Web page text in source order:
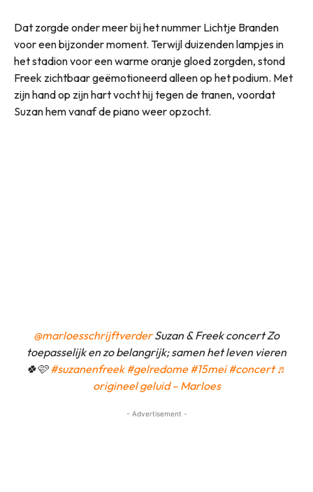
Dat zorgde onder meer bij het nummer Lichtje Branden
voor een bijzonder moment. Terwijl duizenden lampjes in
het stadion voor een warme oranje gloed zorgden, stond
Freek zichtbaar geëmotioneerd alleen op het podium. Met
zijn hand op zijn hart vocht hij tegen de tranen, voordat
Suzan hem vanaf de piano weer opzocht.
@marloesschrijftverderSuzan & Freek concert Zo
toepasselijk en zo belangrijk; samen het leven vieren
🍀🩷#suzanenfreek #gelredome #15mei #concert ♬
origineel geluid – Marloes
- Advertisement -